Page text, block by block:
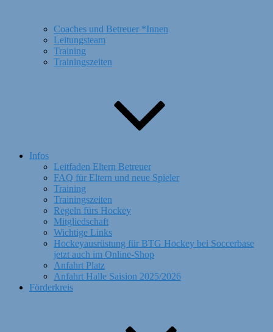
Coaches und Betreuer *Innen
Leitungsteam
Training
Trainingszeiten
Infos
Leitfaden Eltern Betreuer
FAQ für Eltern und neue Spieler
Training
Trainingszeiten
Regeln fürs Hockey
Mitgliedschaft
Wichtige Links
Hockeyausrüstung für BTG Hockey bei Soccerbase
jetzt auch im Online-Shop
Anfahrt Platz
Anfahrt Halle Saision 2025/2026
Förderkreis